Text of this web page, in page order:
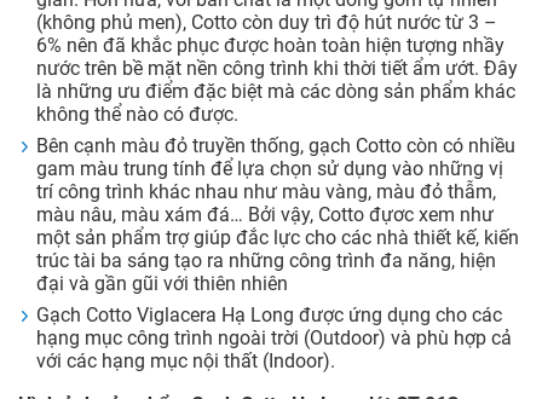
(không phủ men), Cotto còn duy trì độ hút nước từ 3 –
6% nên đã khắc phục được hoàn toàn hiện tượng nhầy
nước trên bề mặt nền công trình khi thời tiết ẩm ướt. Đây
là những ưu điểm đặc biệt mà các dòng sản phẩm khác
không thể nào có được.
Bên cạnh màu đỏ truyền thống, gạch Cotto còn có nhiều
gam màu trung tính để lựa chọn sử dụng vào những vị
trí công trình khác nhau như màu vàng, màu đỏ thẫm,
màu nâu, màu xám đá… Bởi vậy, Cotto đựơc xem như
một sản phẩm trợ giúp đắc lực cho các nhà thiết kế, kiến
trúc tài ba sáng tạo ra những công trình đa năng, hiện
đại và gần gũi với thiên nhiên
Gạch Cotto Viglacera Hạ Long được ứng dụng cho các
hạng mục công trình ngoài trời (Outdoor) và phù hợp cả
với các hạng mục nội thất (Indoor).